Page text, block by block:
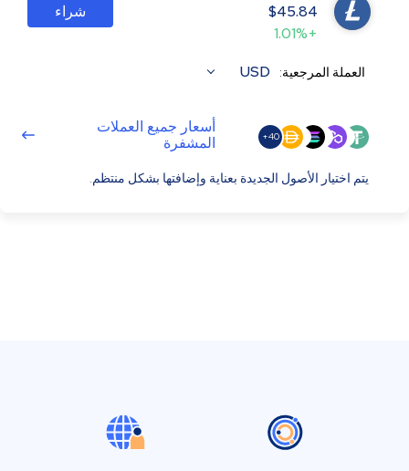
$45.84
+1.01%
شراء
العملة المرجعية: USD
40+
أسعار جميع العملات
المشفرة
يتم اختيار الأصول الجديدة بعناية وإضافتها بشكل منتظم.